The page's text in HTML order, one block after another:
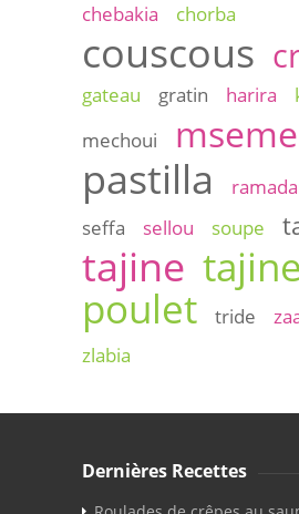
chebakia
chorba
couscous
gateau gratin harira
mechoui
pastilla
seffa
sellou soupe
tajine
poulet
tride
zlabia
Dernières Recettes